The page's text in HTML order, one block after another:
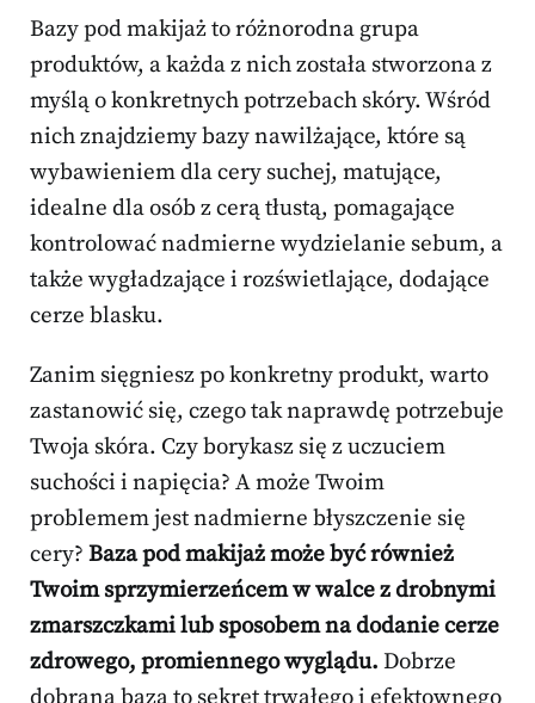
Bazy pod makijaż to różnorodna grupa
produktów, a każda z nich została stworzona z
myślą o konkretnych potrzebach skóry. Wśród
nich znajdziemy bazy nawilżające, które są
wybawieniem dla cery suchej, matujące,
idealne dla osób z cerą tłustą, pomagające
kontrolować nadmierne wydzielanie sebum, a
także wygładzające i rozświetlające, dodające
cerze blasku.
Zanim sięgniesz po konkretny produkt, warto
zastanowić się, czego tak naprawdę potrzebuje
Twoja skóra. Czy borykasz się z uczuciem
suchości i napięcia? A może Twoim
problemem jest nadmierne błyszczenie się
cery? Baza pod makijaż może być również
Twoim sprzymierzeńcem w walce z drobnymi
zmarszczkami lub sposobem na dodanie cerze
zdrowego, promiennego wyglądu. Dobrze
dobrana baza to sekret trwałego i efektownego